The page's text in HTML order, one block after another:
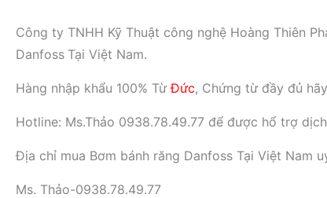
Công ty TNHH Kỹ Thuật công nghệ Hoàng Thiên
Danfoss Tại Việt Nam.
Hàng nhập khẩu 100% TừĐức, Chứng từ đầy đủ
Hotline: Ms.Thảo 0938.78.49.77 để được hổ trợ
Địa chỉ mua Bơm bánh răng Danfoss Tại Việt Nam
Ms. Thảo-0938.78.49.77